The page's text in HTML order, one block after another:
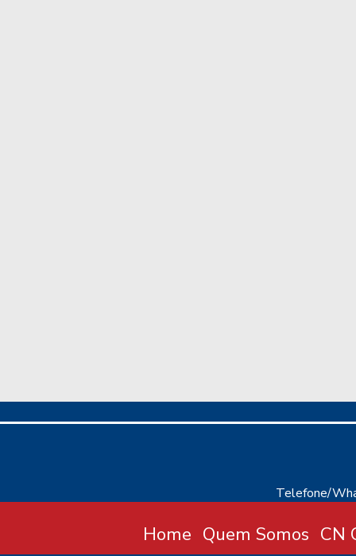
Telefone/
Home Quem Somos CN